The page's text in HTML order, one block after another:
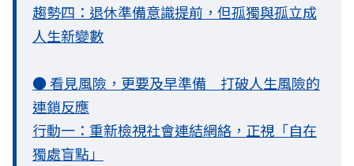
趨勢四：退休準備意識提前，但孤獨與孤立成
人生新變數
● 看見風險，更要及早準備 打破人生風險的
連鎖反應
行動一：重新檢視社會連結網絡，正視「自在
獨處盲點」